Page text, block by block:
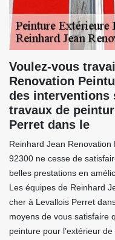
Voulez-vous
Renovation
des interventions
travaux de
Perret dans le
Reinhard Jean
92300 ne cesse de
belles prestations en
Les équipes de Reinhard
cher à Levallois Perret
moyens de vous satisfaire
peinture pour l’extérieur